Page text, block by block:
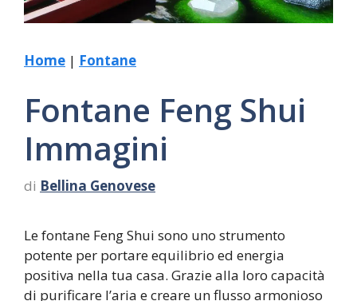
Home | Fontane
Fontane Feng Shui
Immagini
di Bellina Genovese
Le fontane Feng Shui sono uno strumento
potente per portare equilibrio ed energia
positiva nella tua casa. Grazie alla loro capacità
di purificare l’aria e creare un flusso armonioso